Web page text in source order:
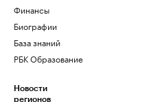
Финансы
Биографии
База знаний
РБК Образование
Новости
регионов